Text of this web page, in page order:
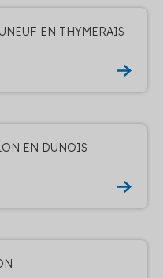
EN THYMERAIS
EN DUNOIS